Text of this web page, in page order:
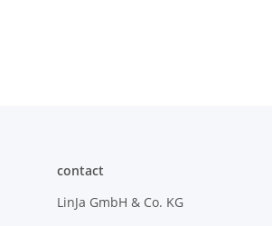
contact
LinJa GmbH & Co. KG